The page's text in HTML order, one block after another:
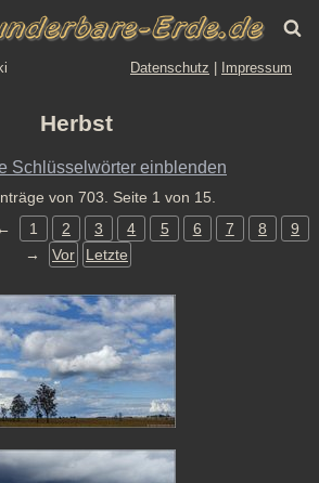
Datenschutz Impressum
Herbst
Schlüsselwörter einblenden
von 703. Seite 1 von 15.
← 1 2 3 4 5 6 7 8
9
→
Vor Letzte